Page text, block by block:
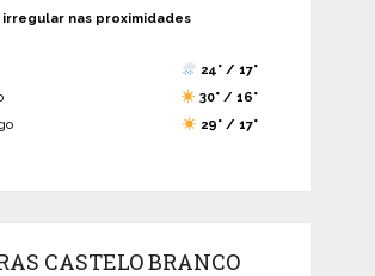
irregular nas proximidades
24° / 17°
30° / 16°
29° / 17°
CASTELO BRANCO